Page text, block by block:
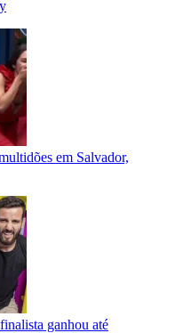
em Salvador,
ganhou até